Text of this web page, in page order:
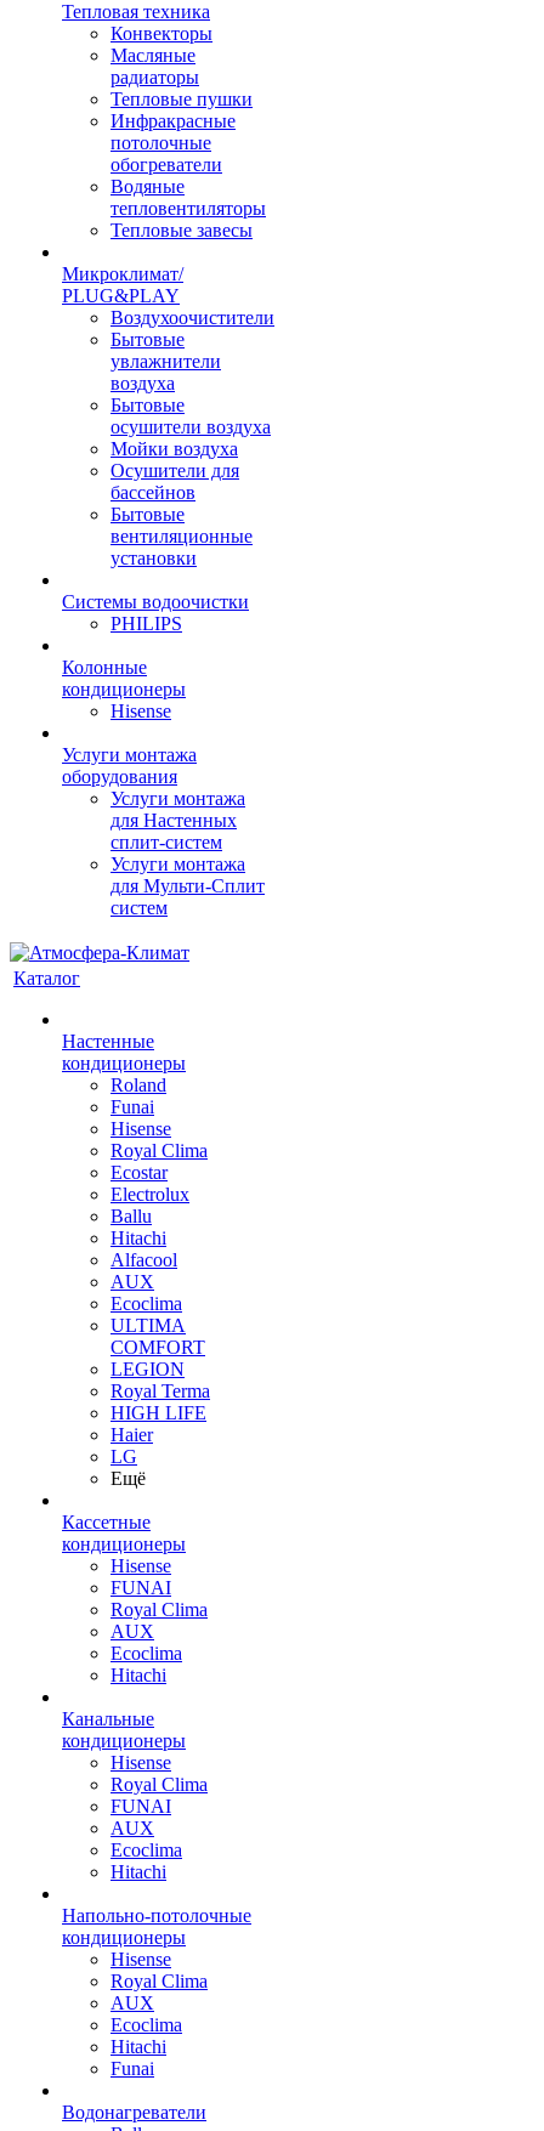
Тепловая техника
Конвекторы
Масляные
радиаторы
Тепловые пушки
Инфракрасные
потолочные
обогреватели
Водяные
тепловентиляторы
Тепловые завесы
Микроклимат/
PLUG&PLAY
Воздухоочистители
Бытовые
увлажнители
воздуха
Бытовые
осушители воздуха
Мойки воздуха
Осушители для
бассейнов
Бытовые
вентиляционные
установки
Системы водоочистки
PHILIPS
Колонные
кондиционеры
Hisense
Услуги монтажа
оборудования
Услуги монтажа
для Настенных
сплит-систем
Услуги монтажа
для Мульти-Сплит
систем
Каталог
Настенные
кондиционеры
Roland
Funai
Hisense
Royal Clima
Ecostar
Electrolux
Ballu
Hitachi
Alfacool
AUX
Ecoclima
ULTIMA
COMFORT
LEGION
Royal Terma
HIGH LIFE
Haier
LG
Ещё
Кассетные
кондиционеры
Hisense
FUNAI
Royal Clima
AUX
Ecoclima
Hitachi
Канальные
кондиционеры
Hisense
Royal Clima
FUNAI
AUX
Ecoclima
Hitachi
Напольно-потолочные
кондиционеры
Hisense
Royal Clima
AUX
Ecoclima
Hitachi
Funai
Водонагреватели